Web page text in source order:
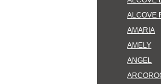
ALCOVE
AMARIA
AMELY
ANGEL